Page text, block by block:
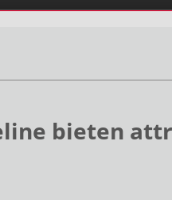
bieten